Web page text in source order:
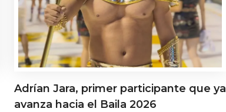
Adrían Jara, primer participante que ya
avanza hacia el Baila 2026